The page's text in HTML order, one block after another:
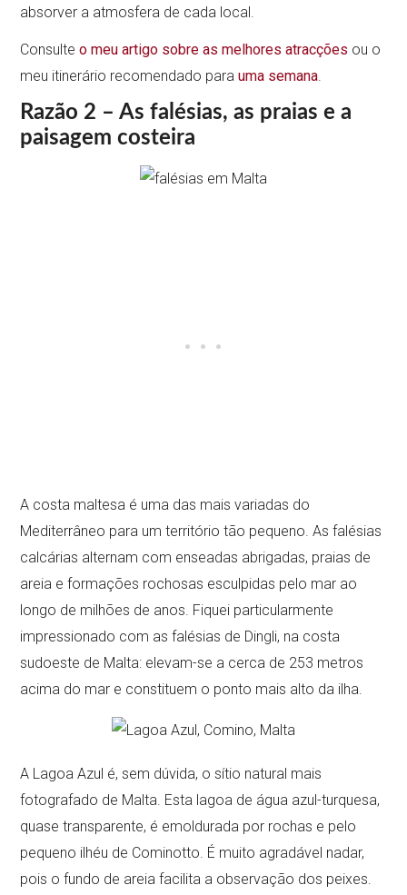
absorver a atmosfera de cada local.
Consulteo meu artigo sobre as melhores atracções ou o
meu itinerário recomendado parauma semana.
Razão 2 – As falésias, as praias e a
paisagem costeira
A costa maltesa é uma das mais variadas do
Mediterrâneo para um território tão pequeno. As falésias
calcárias alternam com enseadas abrigadas, praias de
areia e formações rochosas esculpidas pelo mar ao
longo de milhões de anos. Fiquei particularmente
impressionado com as falésias de Dingli, na costa
sudoeste de Malta: elevam-se a cerca de 253 metros
acima do mar e constituem o ponto mais alto da ilha.
A Lagoa Azul é, sem dúvida, o sítio natural mais
fotografado de Malta. Esta lagoa de água azul-turquesa,
quase transparente, é emoldurada por rochas e pelo
pequeno ilhéu de Cominotto. É muito agradável nadar,
pois o fundo de areia facilita a observação dos peixes.